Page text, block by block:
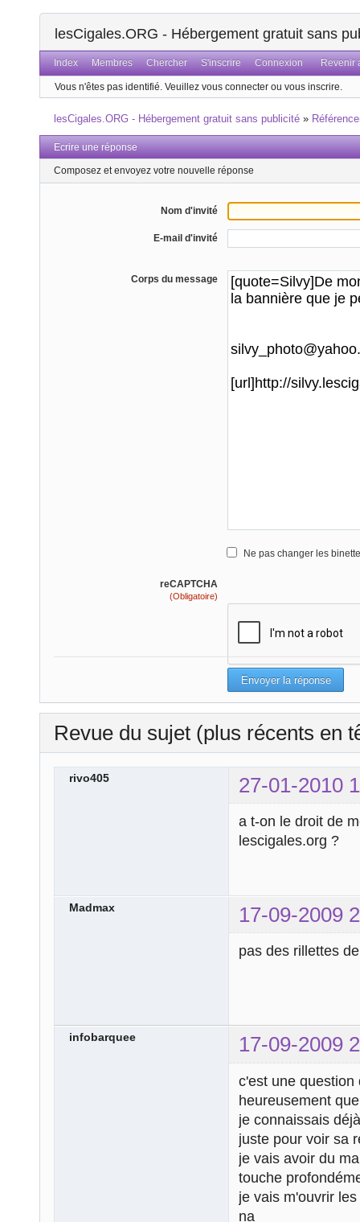
lesCigales.ORG - Hébergement gratuit sans
Index Membres Chercher S'inscrire Connexion Revenir
Vous n'êtes pas identifié. Veuillez vous connecter ou vous inscrire.
lesCigales.ORG - Hébergement gratuit sans publicité »
Ecrire une réponse
Composez et envoyez votre nouvelle réponse
Nom d'invité
E-mail d'invité
Corps du message
Ne pas changer les
reCAPTCHA
(Obligatoire)
Revue du sujet (plus récents en
rivo405 27-01-2010
a t-on le droit de
lescigales.org ?
Madmax 17-09-2009
pas des rillettes
infobarquee 17-09-2009
c'est une
heureusement
je connaissais
juste pour voir sa
je vais avoir du
touche
je vais m'ouvrir
na